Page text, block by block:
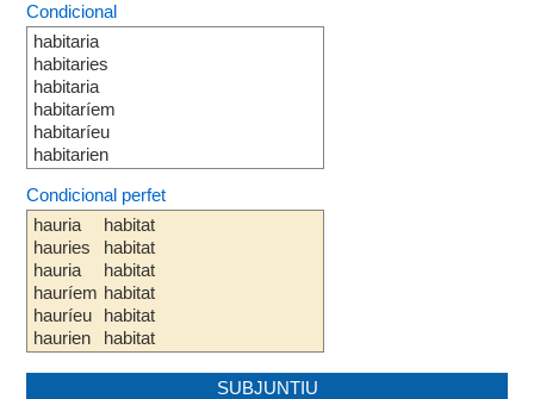
Condicional
habitaria
habitaries
habitaria
habitaríem
habitaríeu
habitarien
Condicional perfet
hauria
hauries
hauria
hauríem
hauríeu
haurien
habitat
habitat
habitat
habitat
habitat
habitat
SUBJUNTIU